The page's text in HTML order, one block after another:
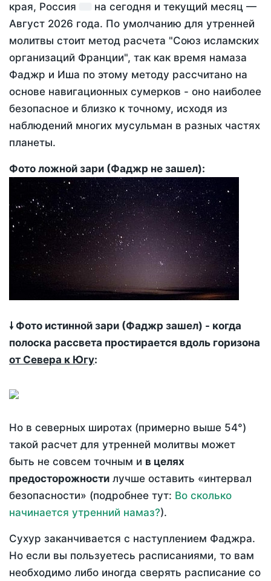
края, Россия
на сегодня и текущий месяц —
Август 2026 года. По умолчанию для утренней
молитвы стоит метод расчета "Союз исламских
организаций Франции", так как время намаза
Фаджр и Иша по этому методу рассчитано на
основе навигационных сумерков - оно наиболее
безопасное и близко к точному, исходя из
наблюдений многих мусульман в разных частях
планеты.
Фото ложной зари (Фаджр не зашел):
🠗 Фото истинной зари (Фаджр зашел) - когда
полоска рассвета простирается вдоль горизона
от Севера к Югу:
Но в северных широтах (примерно выше 54°)
такой расчет для утренней молитвы может
быть не совсем точным и в целях
предосторожности лучше оставить «интервал
безопасности» (подробнее тут: Во сколько
начинается утренний намаз?).
Сухур заканчивается с наступлением Фаджра.
Но если вы пользуетесь расписаниями, то вам
необходимо либо иногда сверять расписание со